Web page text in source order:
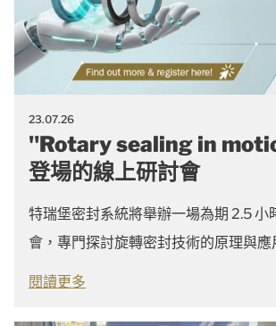
23.07.26
"Rotary sealing in
登場的線上研討會
特瑞堡密封系統將舉辦一場為期 2.5 小
會，專門探討旋轉密封技術的原理與應
閱讀更多